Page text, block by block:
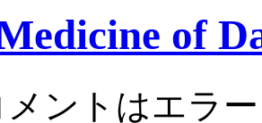
of
メントはエラ